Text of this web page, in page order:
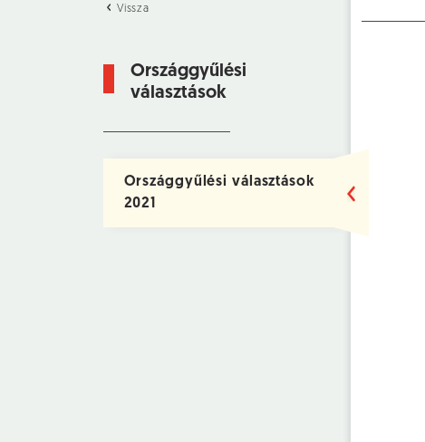
Vissza
Országgyűlési
választások
Országgyűlési választások
2021